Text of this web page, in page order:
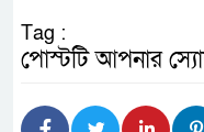
Tag :
পোস্টটি আপনার